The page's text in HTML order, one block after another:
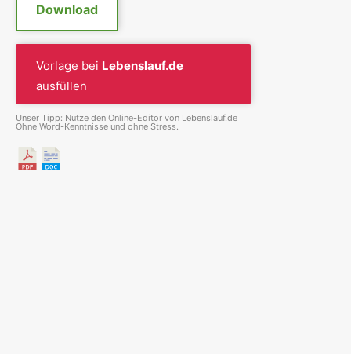
Download
Vorlage bei Lebenslauf.de
ausfüllen
Unser Tipp: Nutze den Online-Editor von Lebenslauf.de
Ohne Word-Kenntnisse und ohne Stress.